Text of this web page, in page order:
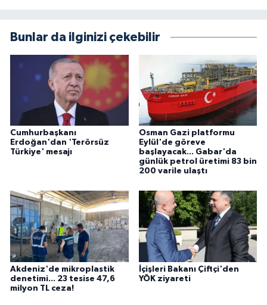
Bunlar da ilginizi çekebilir
Cumhurbaşkanı
Erdoğan'dan 'Terörsüz
Türkiye' mesajı
Osman Gazi platformu
Eylül'de göreve
başlayacak... Gabar'da
günlük petrol üretimi 83 bin
200 varile ulaştı
Akdeniz'de mikroplastik
denetimi... 23 tesise 47,6
milyon TL ceza!
İçişleri Bakanı Çiftçi'den
YÖK ziyareti